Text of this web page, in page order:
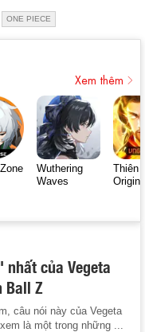
ONE PIECE
Xem thêm
Wuthering
Waves
Thiên
Origin
của Vegeta
Ball Z
câu nói này của Vegeta
là một trong những ...